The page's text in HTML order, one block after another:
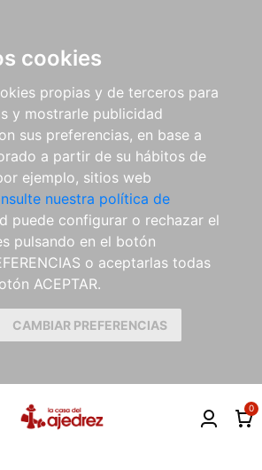
cookies
propias y de terceros para
y mostrarle publicidad
sus preferencias, en base a
a partir de su hábitos de
ejemplo, sitios web
nuestra política de
puede configurar o rechazar el
pulsando en el botón
o aceptarlas todas
ACEPTAR.
CAMBIAR PREFERENCIAS
0